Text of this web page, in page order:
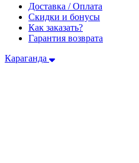
Доставка / Оплата
Скидки и бонусы
Как заказать?
Гарантия возврата
Караганда